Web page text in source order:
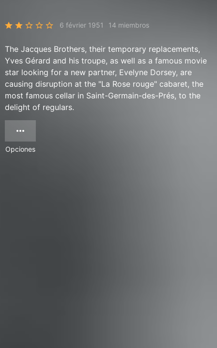
6 février 1951 14 miembros
The Jacques Brothers, their temporary replacements,
Yves Gérard and his troupe, as well as a famous movie
star looking for a new partner, Evelyne Dorsey, are
causing disruption at the "La Rose rouge" cabaret, the
most famous cellar in Saint-Germain-des-Prés, to the
delight of regulars.
Opciones